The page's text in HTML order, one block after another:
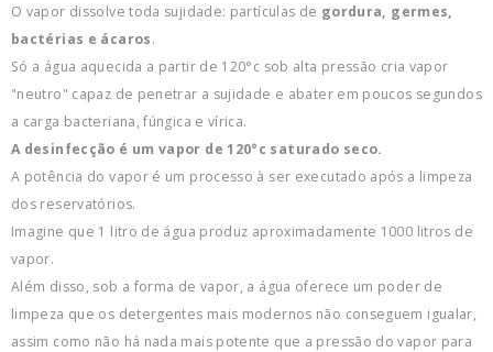
O vapor dissolve toda sujidade: partículas de gordura, germes,
bactérias e ácaros.
Só a água aquecida a partir de 120°c sob alta pressão cria vapor
"neutro" capaz de penetrar a sujidade e abater em poucos segundos
a carga bacteriana, fúngica e vírica.
A desinfecção é um vapor de 120°c saturado seco.
A potência do vapor é um processo à ser executado após a limpeza
dos reservatórios.
Imagine que 1 litro de água produz aproximadamente 1000 litros de
vapor.
Além disso, sob a forma de vapor, a água oferece um poder de
limpeza que os detergentes mais modernos não conseguem igualar,
assim como não há nada mais potente que a pressão do vapor para